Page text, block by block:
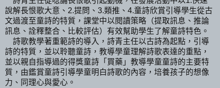
說解長恨歌大意、 2.提問、 3.類推、 4.童詩欣賞引導學生從古
文過渡至童詩的特質，課堂中以閱讀策略（提取訊息、推論
訊息、詮釋整合、比較評估）有效幫助學生了解童詩特色。
詩歌教學著重範詩的導入，詩青主任以古詩為起點，引導
詩的特質，並以聆聽童詩，教導學童理解詩歌表達的重點，
並以親自指導過的得獎童詩「買藥」教導學童童詩的主要特
質，由鑑賞童詩引導學童明白詩歌的內容，培養孩子的想像
力、同理心與愛心。